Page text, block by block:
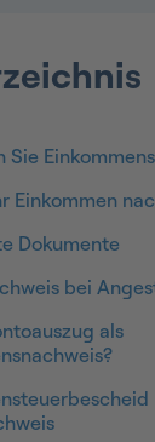
Einkommen
Dokumente
bei
als